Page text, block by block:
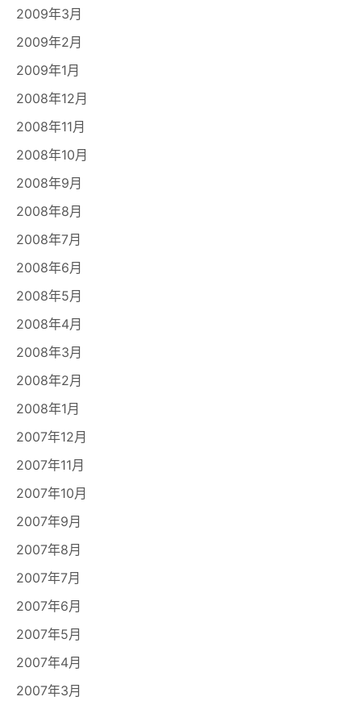
2009年3月
2009年2月
2009年1月
2008年12月
2008年11月
2008年10月
2008年9月
2008年8月
2008年7月
2008年6月
2008年5月
2008年4月
2008年3月
2008年2月
2008年1月
2007年12月
2007年11月
2007年10月
2007年9月
2007年8月
2007年7月
2007年6月
2007年5月
2007年4月
2007年3月